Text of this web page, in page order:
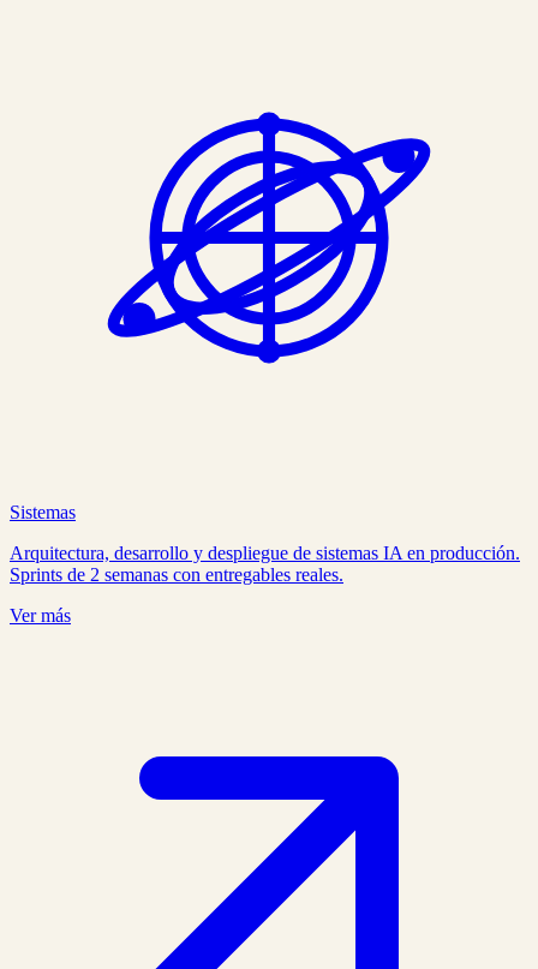
Sistemas
Arquitectura, desarrollo y despliegue de sistemas IA en producción.
Sprints de 2 semanas con entregables reales.
Ver más